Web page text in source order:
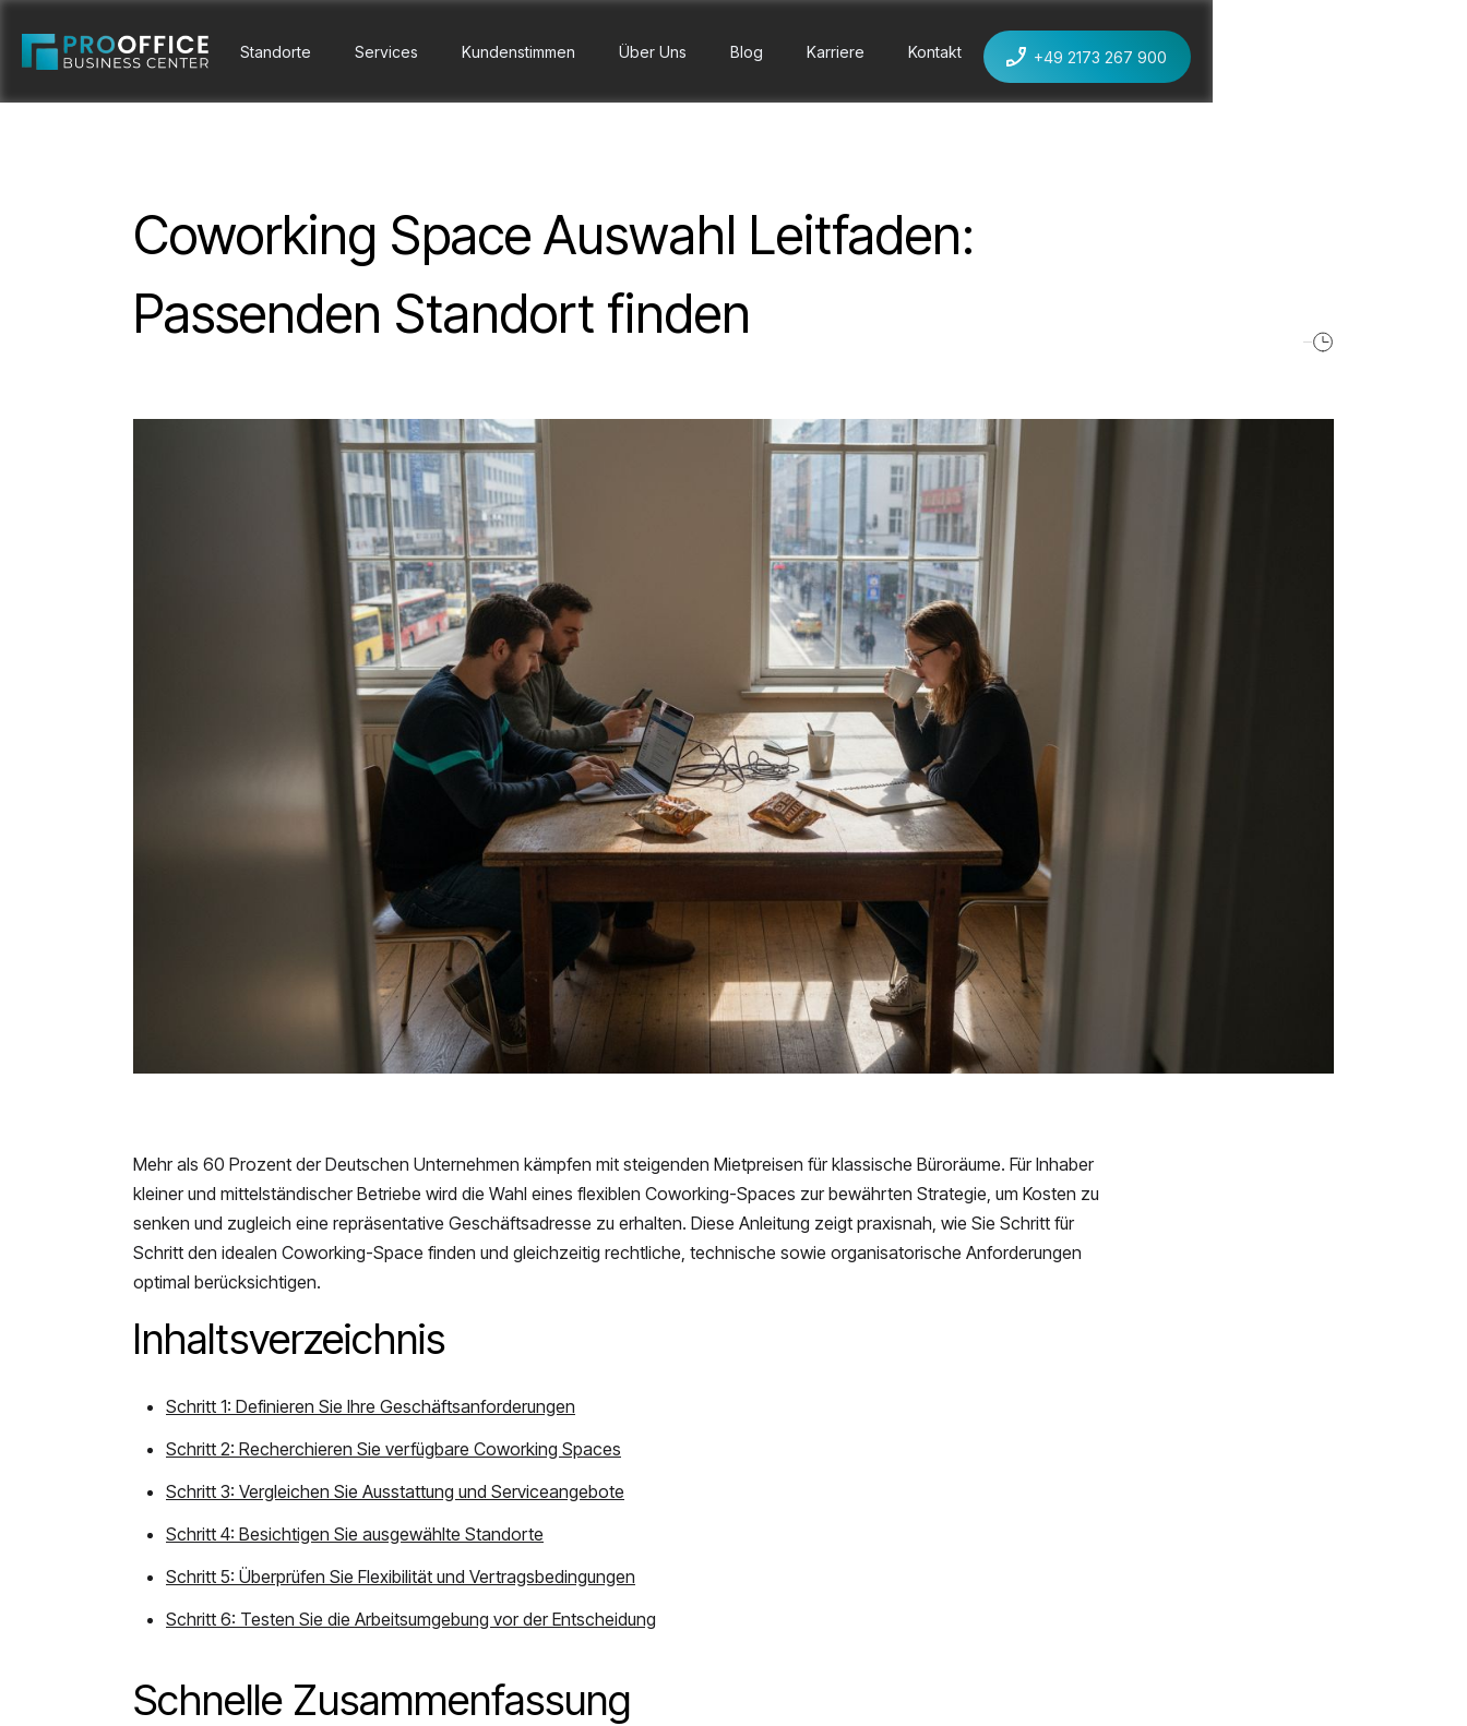
Standorte Services Kundenstimmen Über Uns Blog Karriere Kontakt
+49 2173 267 900
Coworking Space Auswahl Leitfaden:
Passenden Standort finden
Mehr als 60 Prozent der Deutschen Unternehmen kämpfen mit steigenden Mietpreisen für klassische Büroräume. Für Inhaber
kleiner und mittelständischer Betriebe wird die Wahl eines flexiblen Coworking-Spaces zur bewährten Strategie, um Kosten zu
senken und zugleich eine repräsentative Geschäftsadresse zu erhalten. Diese Anleitung zeigt praxisnah, wie Sie Schritt für
Schritt den idealen Coworking-Space finden und gleichzeitig rechtliche, technische sowie organisatorische Anforderungen
optimal berücksichtigen.
Inhaltsverzeichnis
Schritt 1: Definieren Sie Ihre Geschäftsanforderungen
Schritt 2: Recherchieren Sie verfügbare Coworking Spaces
Schritt 3: Vergleichen Sie Ausstattung und Serviceangebote
Schritt 4: Besichtigen Sie ausgewählte Standorte
Schritt 5: Überprüfen Sie Flexibilität und Vertragsbedingungen
Schritt 6: Testen Sie die Arbeitsumgebung vor der Entscheidung
Schnelle Zusammenfassung